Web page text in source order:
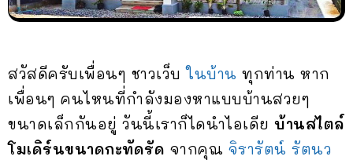
สวัสดีครับเพื่อนๆ ชาวเว็บในบ้าน ทุกท่าน หาก
เพื่อนๆ คนไหนที่กำลังมองหาแบบบ้านสวยๆ
ขนาดเล็กกันอยู่ วันนี้เราก็ไดนำไอเดีย บ้านสไตล์
โมเดิร์นขนาดกะทัดรัด จากคุณ จิรารัตน์ รัตนว